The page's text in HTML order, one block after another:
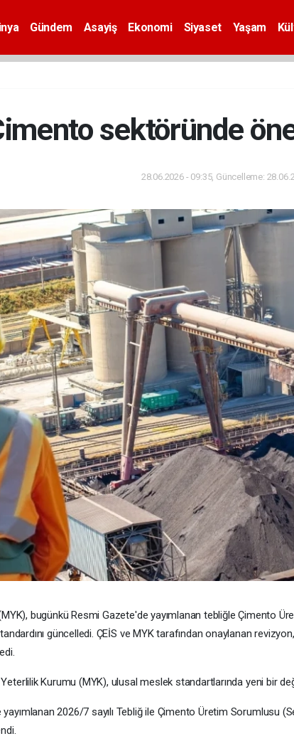
Gündem Asayiş Ekonomi Siyaset Yaşam
sektöründe
28.06.2026 - 09:35, Güncelleme:
bugünkü Resmi Gazete'de yayımlanan tebliğle Çimento
güncelledi. ÇEİS ve MYK tarafından onaylanan revizyon,
Kurumu (MYK), ulusal meslek standartlarında yeni bir
2026/7 sayılı Tebliğ ile Çimento Üretim Sorumlusu